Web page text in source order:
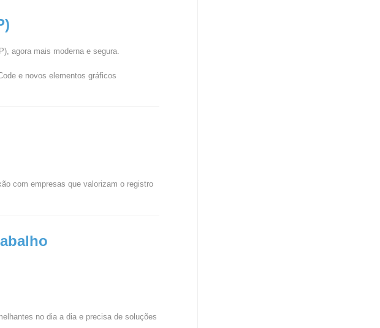
agora mais moderna e segura.
e novos elementos gráficos
com empresas que valorizam o registro
no dia a dia e precisa de soluções